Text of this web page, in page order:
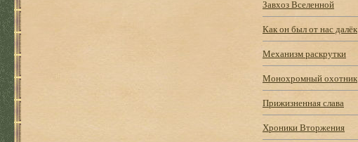
Завхоз Вселенной
Как он был от нас далёк
Механизм раскрутки
Монохромный охотник
Прижизненная слава
Хроники Вторжения